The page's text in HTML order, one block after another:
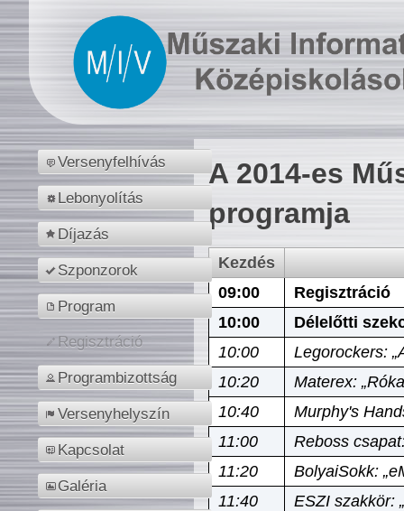
Versenyfelhívás
Lebonyolítás
Díjazás
Szponzorok
Program
Regisztráció
Programbizottság
Versenyhelyszín
Kapcsolat
Galéria
A 2014-es
programja
Kezdés
09:00
Regisztráció
10:00
Délelőtti
10:00
Legorockers:
10:20
Materex:
10:40
Murphy's
11:00
Reboss
11:20
BolyaiSokk:
11:40
ESZI szakkör: